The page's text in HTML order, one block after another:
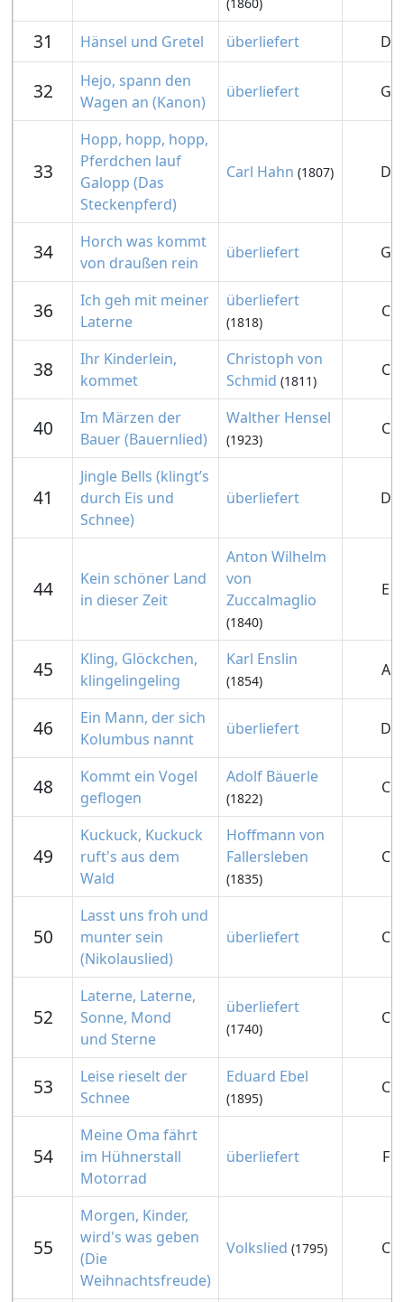
31 Hänsel und Gretel überliefert D
32
Hejo, spann den
Wagen an (Kanon)
überliefert G
33
Hopp, hopp, hopp,
Pferdchen lauf
Galopp (Das
Steckenpferd)
Carl Hahn (1807) D
34
Horch was kommt
von draußen rein
überliefert G
36
Ich geh mit meiner
Laterne
überliefert
(1818)
C
38
Ihr Kinderlein,
kommet
Christoph von
Schmid (1811)
C
40
Im Märzen der
Bauer (Bauernlied)
Walther Hensel
(1923)
C
41
Jingle Bells (klingt’s
durch Eis und
Schnee)
überliefert D
44
Kein schöner Land
in dieser Zeit
Anton Wilhelm
von
Zuccalmaglio
(1840)
E
45
Kling, Glöckchen,
klingelingeling
Karl Enslin
(1854)
A
46
Ein Mann, der sich
Kolumbus nannt
überliefert D
48
Kommt ein Vogel
geflogen
Adolf Bäuerle
(1822)
C
49
Kuckuck, Kuckuck
ruft's aus dem
Wald
Hoffmann von
Fallersleben
(1835)
C
50
Lasst uns froh und
munter sein
(Nikolauslied)
überliefert C
52
Laterne, Laterne,
Sonne, Mond
und Sterne
überliefert
(1740)
C
53
Leise rieselt der
Schnee
Eduard Ebel
(1895)
C
54
Meine Oma fährt
im Hühnerstall
Motorrad
überliefert F
55
Morgen, Kinder,
wird's was geben
(Die
Weihnachtsfreude)
Volkslied (1795) C